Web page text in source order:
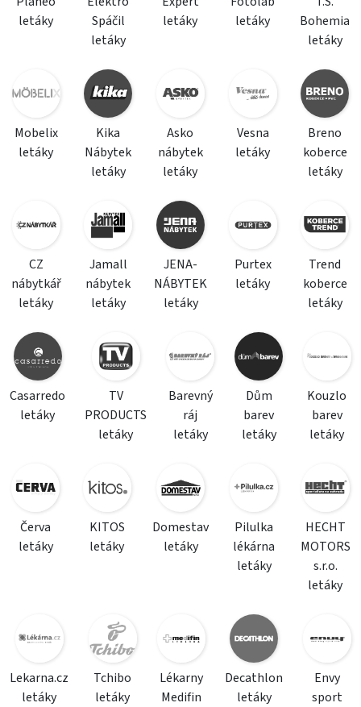
letáky
Spáčil
letáky
letáky
letáky
Bohemia
letáky
Mobelix
letáky
Kika
Nábytek
letáky
Asko
nábytek
letáky
Vesna
letáky
Breno
koberce
letáky
CZ
nábytkář
letáky
Jamall
nábytek
letáky
JENA-
NÁBYTEK
letáky
Purtex
letáky
Trend
koberce
letáky
Casarredo
letáky
TV
PRODUCTS
letáky
Barevný
ráj
letáky
Dům
barev
letáky
Kouzlo
barev
letáky
Červa
letáky
KITOS
letáky
Domestav
letáky
Pilulka
lékárna
letáky
HECHT
MOTORS
s.r.o.
letáky
Lekarna.cz
letáky
Tchibo
letáky
Lékarny
Medifin
Decathlon
letáky
Envy
sport